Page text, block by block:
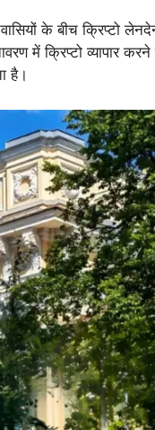
के बीच क्रिप्टो
में क्रिप्टो व्यापार करने
है।